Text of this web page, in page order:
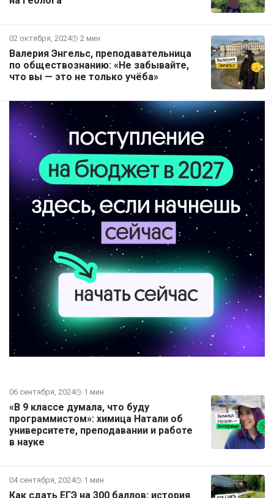
02 октября, 2024 2 мин
Валерия Энгельс, преподавательница
по обществознанию: «Не забывайте,
что вы — это не только учёба»
06 сентября, 2024 1 мин
«В 9 классе думала, что буду
программистом»: химица Натали об
университете, преподавании и работе
в науке
04 сентября, 2024 1 мин
Как сдать ЕГЭ на 300 баллов: история